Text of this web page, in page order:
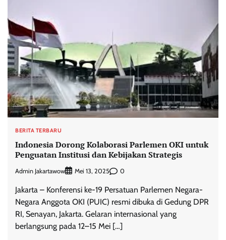
BERITA TERBARU
Indonesia Dorong Kolaborasi Parlemen OKI untuk
Penguatan Institusi dan Kebijakan Strategis
Admin Jakartawow Mei 13, 2025 0
Jakarta – Konferensi ke-19 Persatuan Parlemen Negara-
Negara Anggota OKI (PUIC) resmi dibuka di Gedung DPR
RI, Senayan, Jakarta. Gelaran internasional yang
berlangsung pada 12–15 Mei […]